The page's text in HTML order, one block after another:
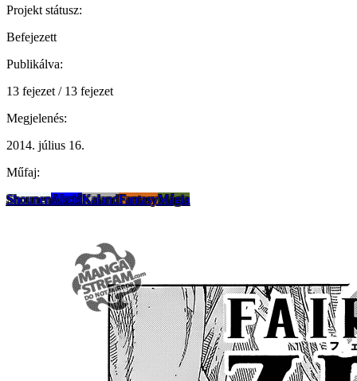
Projekt státusz:
Befejezett
Publikálva:
13 fejezet / 13 fejezet
Megjelenés:
2014. július 16.
Műfaj:
ShounenAkcióKalandFantasyMágia